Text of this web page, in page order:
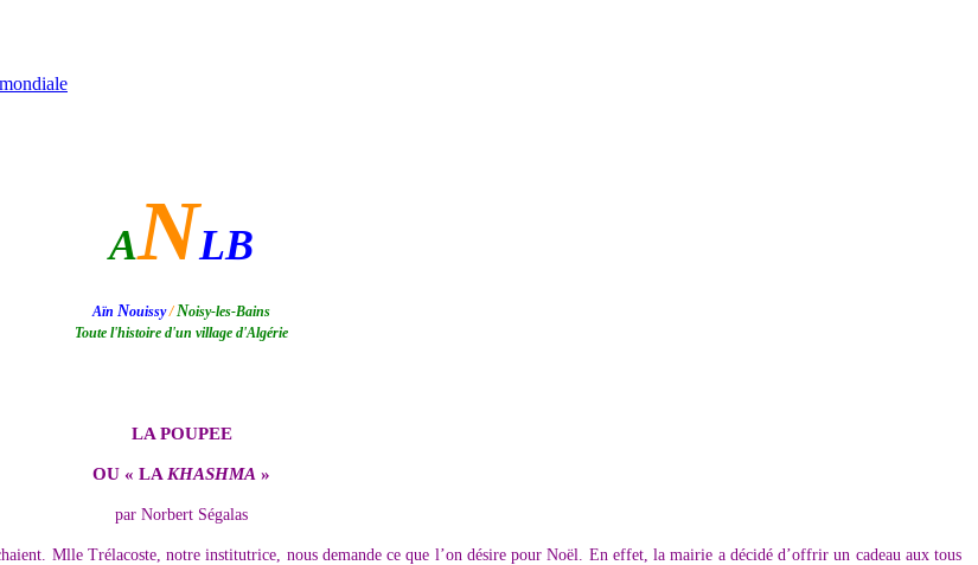
ANLB
Aïn Nouissy/Noisy-les-Bains
Toute l'histoire d'un village d'Algérie
LA POUPEE
OU « LA KHASHMA »
par Norbert Ségalas
Mlle Trélacoste, notre institutrice, nous demande ce que l’on désire pour Noël. En effet, la mairie a décidé d’offrir un cadeau aux tous